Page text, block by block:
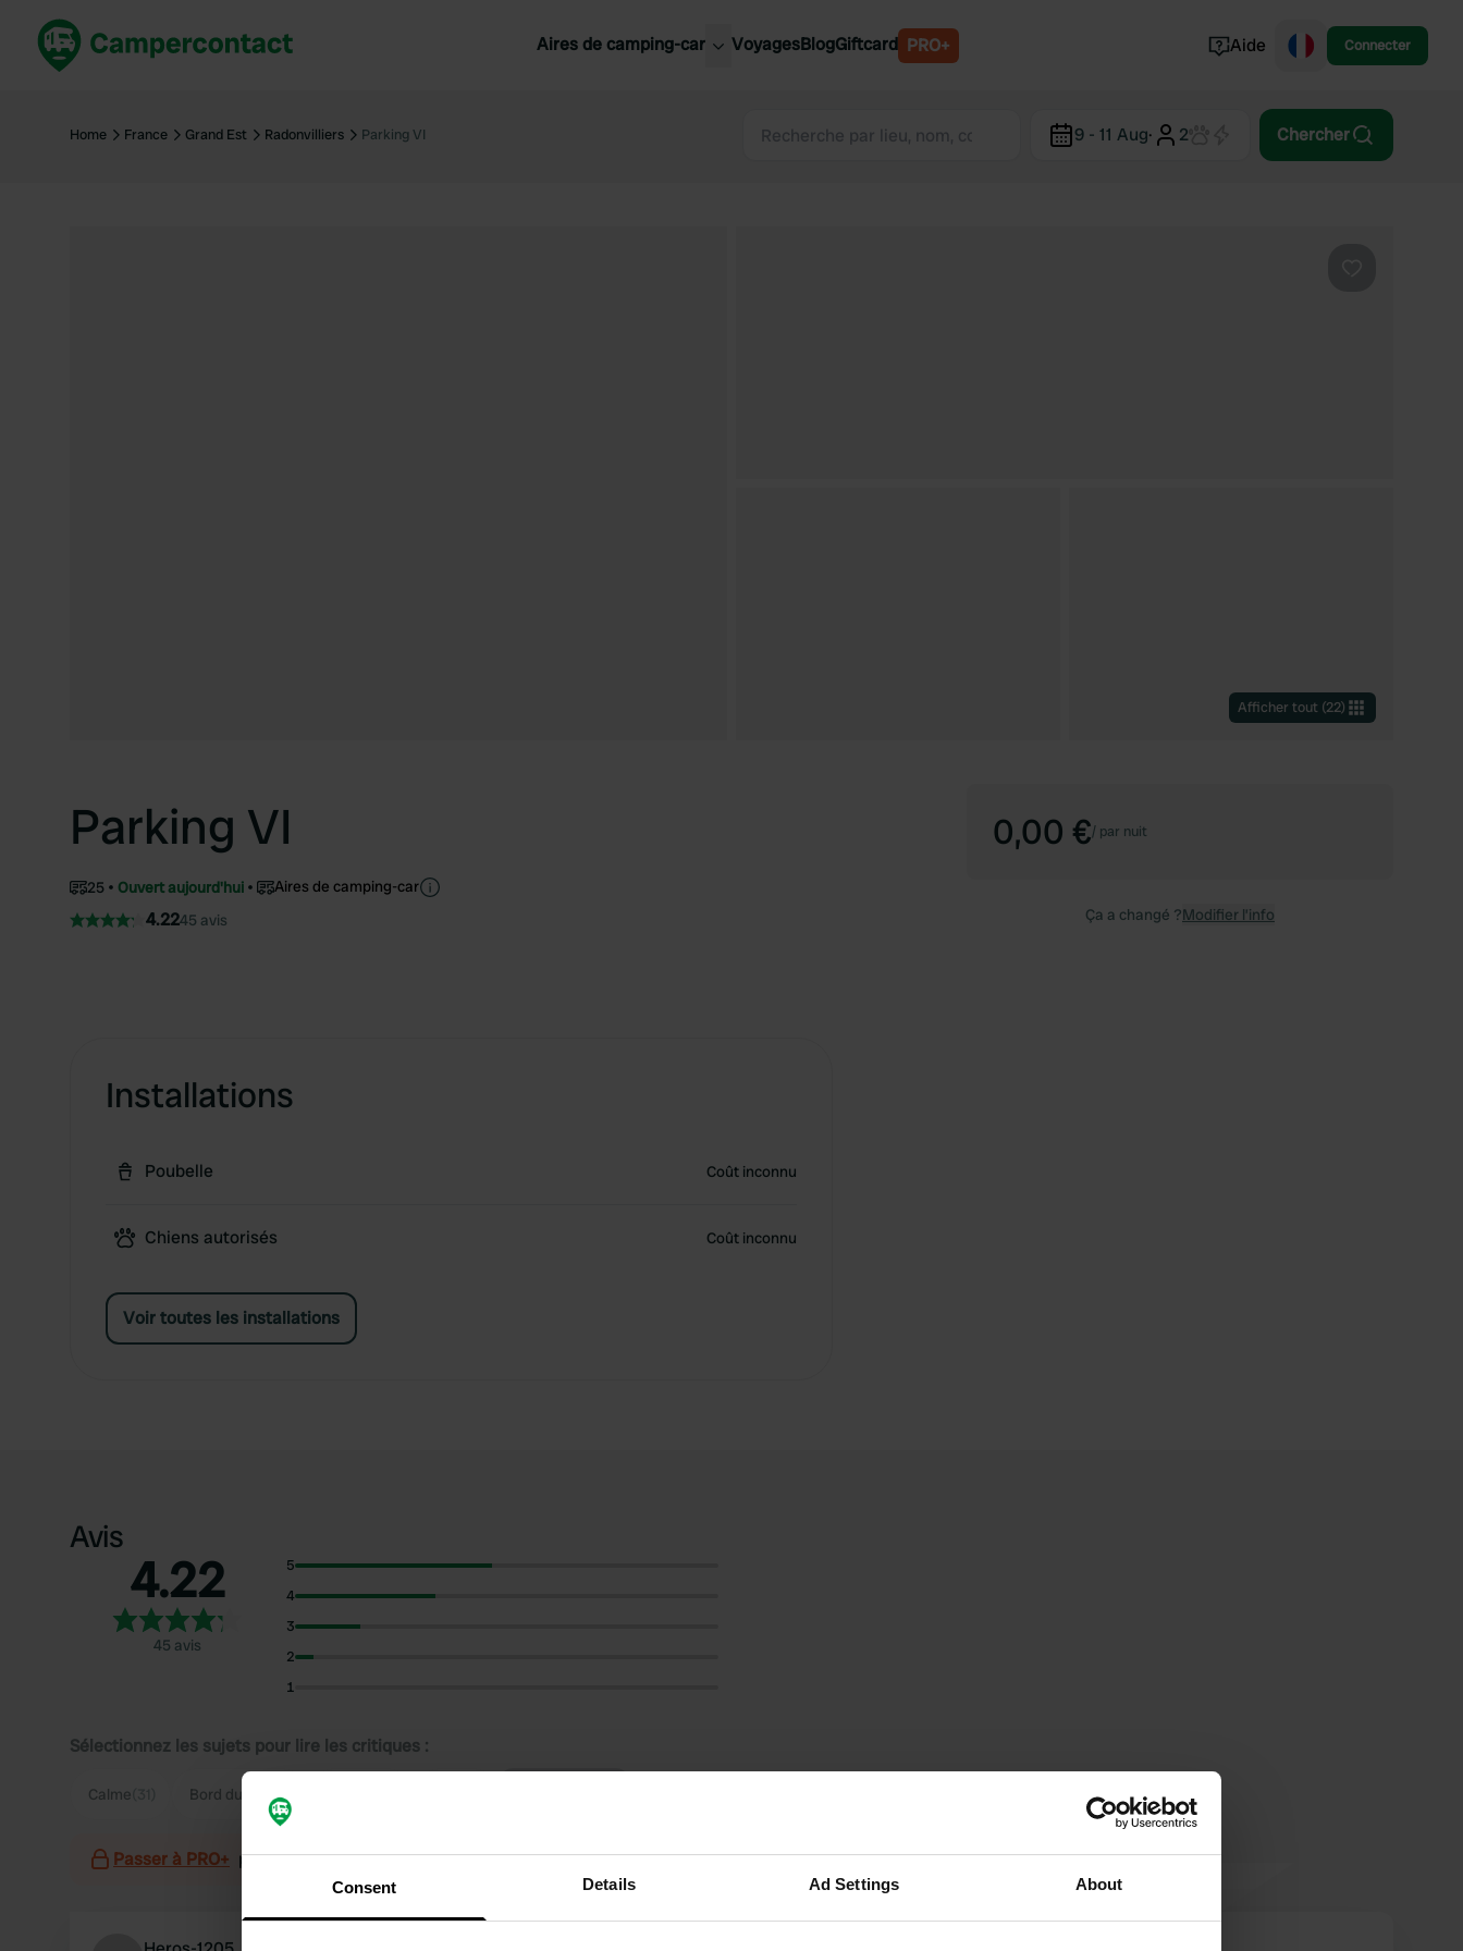
Consent Details Ad Settings About
Aires de camping-car
France
France
Slovénie
VoyagesBlogGiftcard PRO+ Aide Connecter
Home France Grand Est Radonvilliers Parking VI 9 - 11 Aug· 2 Chercher
Afficher tout (22)
Parking VI
25 Ouvert aujourd'hui Aires de camping-car
4.2245 avis
Installations
Poubelle Coût inconnu
Chiens autorisés Coût inconnu
Voir toutes les installations
0,00 €/ par nuit
Ça a changé ?Modifier l’info
Avis
4.22
45 avis
5
4
3
2
1
Sélectionnez les sujets pour lire les critiques :
Calme Bord du lac (23)
Passer à PRO+ pour l'utilisation des filtres sur les avis